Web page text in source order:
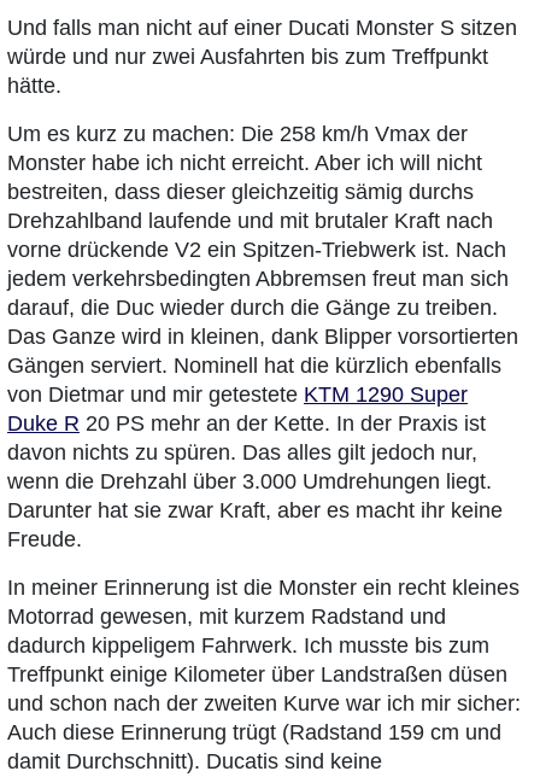
Und falls man nicht auf einer Ducati Monster S sitzen
würde und nur zwei Ausfahrten bis zum Treffpunkt
hätte.
Um es kurz zu machen: Die 258 km/h Vmax der
Monster habe ich nicht erreicht. Aber ich will nicht
bestreiten, dass dieser gleichzeitig sämig durchs
Drehzahlband laufende und mit brutaler Kraft nach
vorne drückende V2 ein Spitzen-Triebwerk ist. Nach
jedem verkehrsbedingten Abbremsen freut man sich
darauf, die Duc wieder durch die Gänge zu treiben.
Das Ganze wird in kleinen, dank Blipper vorsortierten
Gängen serviert. Nominell hat die kürzlich ebenfalls
von Dietmar und mir getestete KTM 1290 Super
Duke R 20 PS mehr an der Kette. In der Praxis ist
davon nichts zu spüren. Das alles gilt jedoch nur,
wenn die Drehzahl über 3.000 Umdrehungen liegt.
Darunter hat sie zwar Kraft, aber es macht ihr keine
Freude.
In meiner Erinnerung ist die Monster ein recht kleines
Motorrad gewesen, mit kurzem Radstand und
dadurch kippeligem Fahrwerk. Ich musste bis zum
Treffpunkt einige Kilometer über Landstraßen düsen
und schon nach der zweiten Kurve war ich mir sicher:
Auch diese Erinnerung trügt (Radstand 159 cm und
damit Durchschnitt). Ducatis sind keine